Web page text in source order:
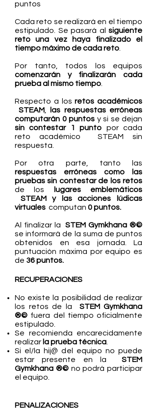
puntos
Cada reto se realizará en el tiempo
estipulado. Se pasará al siguiente
reto una vez haya finalizado el
tiempo máximo de cada reto
Por tanto, todos los equipos
comenzarán y finalizarán cada
prueba al mismo tiempo
Respecto a losretos académicos
STEAM,
las respuestas erróneas
computarán 0 puntos y si se dejan
sin contestar 1 punto por cada
reto académico STEAM sin
respuesta.
Por otra parte, tanto las
respuestas erróneas como las
pruebas sin contestar de los retos
de los lugares emblemáticos
STEAM y las acciones lúdicas
virtuales computan 0 puntos.
Al finalizar laSTEM Gymkhana ®©
se informará de la suma de puntos
obtenidos en esa jornada. La
puntuación máxima por equipo es
de 36 puntos.
RECUPERACIONES
No existe la posibilidad de realizar
los retos de la STEM Gymkhana
®© fuera del tiempo oficialmente
estipulado.
Se recomienda encarecidamente
realizar la prueba técnica
Si el/la hij@ del equipo no puede
estar presente en la STEM
Gymkhana ®© no podrá participar
el equipo.
PENALIZACIONES